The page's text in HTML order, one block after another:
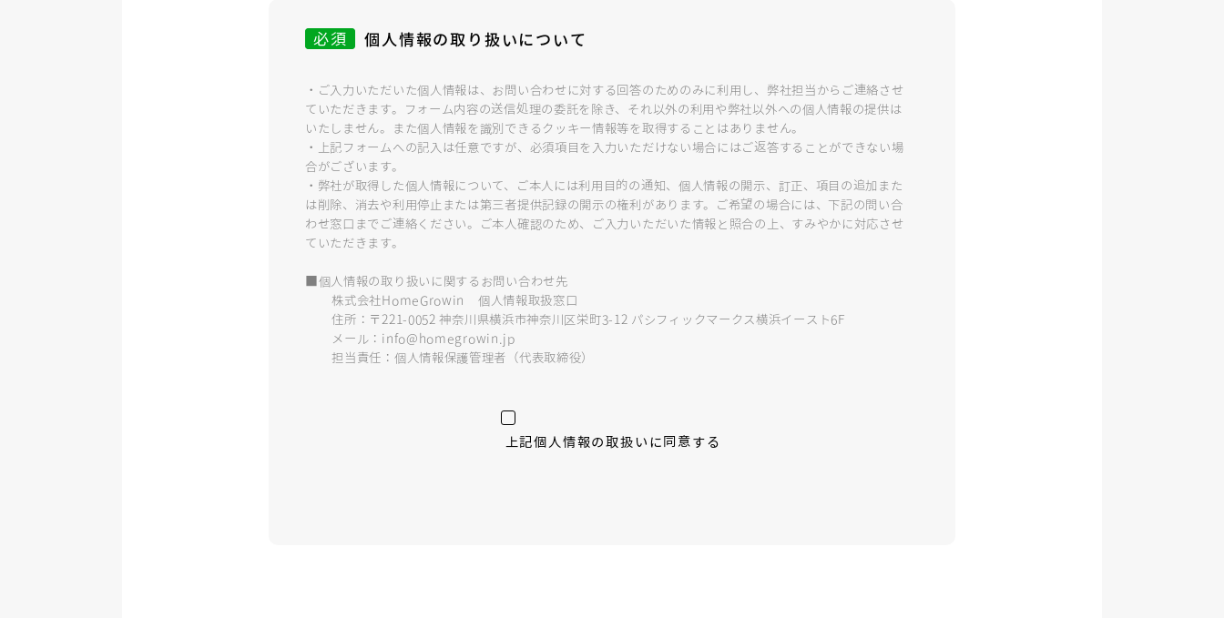
必須 個人情報の取り扱いについて
・ご入力いただいた個人情報は、お問い合わせに対する回答のためのみに利用し、弊社担当からご連絡させ
ていただきます。フォーム内容の送信処理の委託を除き、それ以外の利用や弊社以外への個人情報の提供は
いたしません。また個人情報を識別できるクッキー情報等を取得することはありません。
・上記フォームへの記入は任意ですが、必須項目を入力いただけない場合にはご返答することができない場
合がございます。
・弊社が取得した個人情報について、ご本人には利用目的の通知、個人情報の開示、訂正、項目の追加また
は削除、消去や利用停止または第三者提供記録の開示の権利があります。ご希望の場合には、下記の問い合
わせ窓口までご連絡ください。ご本人確認のため、ご入力いただいた情報と照合の上、すみやかに対応させ
ていただきます。
■個人情報の取り扱いに関するお問い合わせ先
株式会社HomeGrowin 個人情報取扱窓口
住所：〒221-0052 神奈川県横浜市神奈川区栄町3-12 パシフィックマークス横浜イースト6F
メール：info@homegrowin.jp
担当責任：個人情報保護管理者（代表取締役）
上記個人情報の取扱いに 同意する